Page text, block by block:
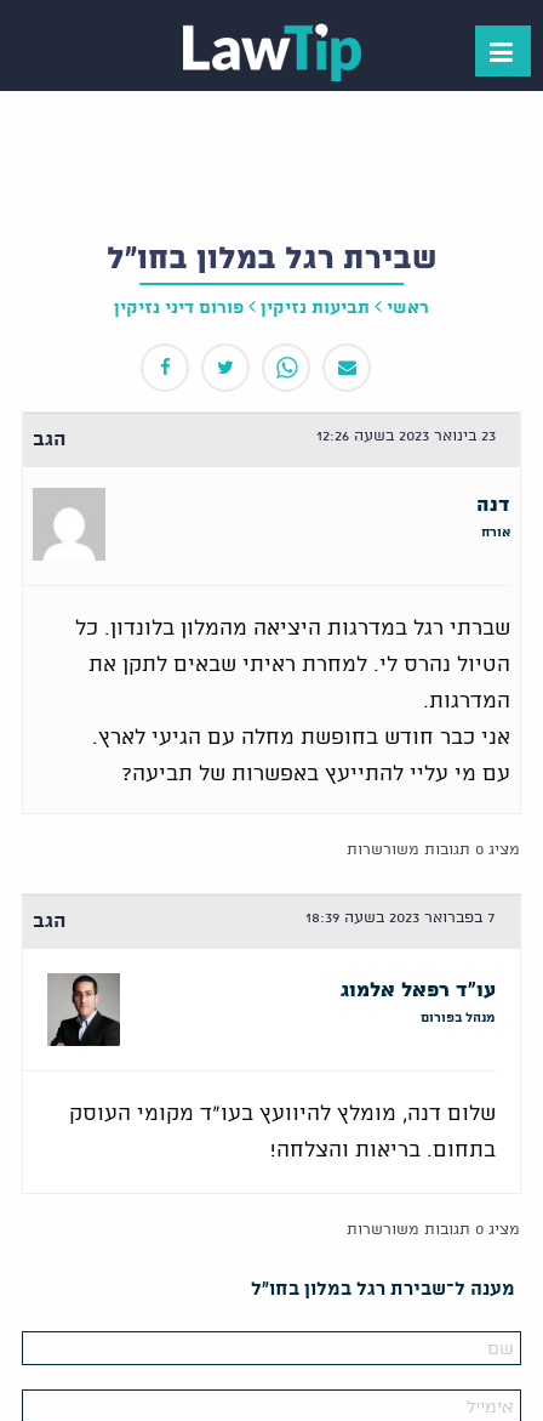
שבירת רגל במלון בחו"ל
ראשי תביעות נזיקין פורום דיני נזיקין
23 בינואר 2023 בשעה 12:26 הגב
דנה
אורח
שברתי רגל במדרגות היציאה מהמלון בלונדון. כל
הטיול נהרס לי. למחרת ראיתי שבאים לתקן את
המדרגות.
אני כבר חודש בחופשת מחלה עם הגיעי לארץ.
עם מי עליי להתייעץ באפשרות של תביעה?
מציג 0 תגובות משורשרות
7 בפברואר 2023 בשעה 18:39 הגב
עו"ד רפאל אלמוג
מנהל בפורום
שלום דנה, מומלץ להיוועץ בעו"ד מקומי העוסק
בתחום. בריאות והצלחה!
מציג 0 תגובות משורשרות
מענה ל־שבירת רגל במלון בחו"ל